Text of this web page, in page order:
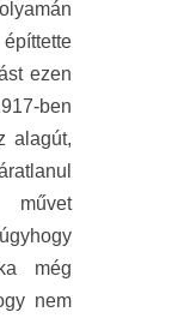
ezen
ben
alagút,
művet
még
nem